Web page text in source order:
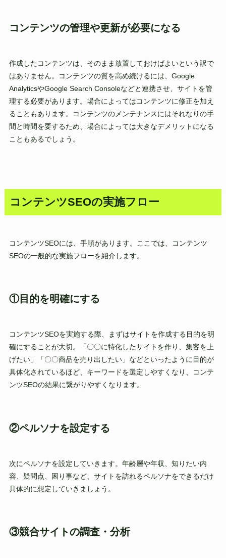
コンテンツの管理や更新が必要になる
作成したコンテンツは、そのまま放置しておけばよいという訳で
はありません。コンテンツの質を高め続けるには、Google
AnalyticsやGoogle Search Consoleなどと連携させ、サイトを管
理する必要があります。場合によってはコンテンツに修正を加え
ることもあります。コンテンツのメンテナンスにはそれなりの手
間と時間を要するため、場合によっては大きなデメリットになる
こともあるでしょう。
コンテンツSEOの実施フロー
コンテンツSEOには、手順があります。ここでは、コンテンツ
SEOの一般的な実施フローを紹介します。
①目的を明確にする
コンテンツSEOを実施する際、まずはサイトを作成する目的を明
確にすることが大切。「〇〇に特化したサイトを作り、集客を上
げたい」「〇〇商品を売り出したい」などといったように目的が
具体化されているほど、キーワードを選定しやすくなり、コンテ
ンツSEOの結果に繋がりやすくなります。
②ペルソナを設定する
次にペルソナを設定していきます。年齢層や年収、知りたい内
容、疑問点、困り事など、サイトを訪れるペルソナをできるだけ
具体的に想定していきましょう。
③競合サイトの調査・分析